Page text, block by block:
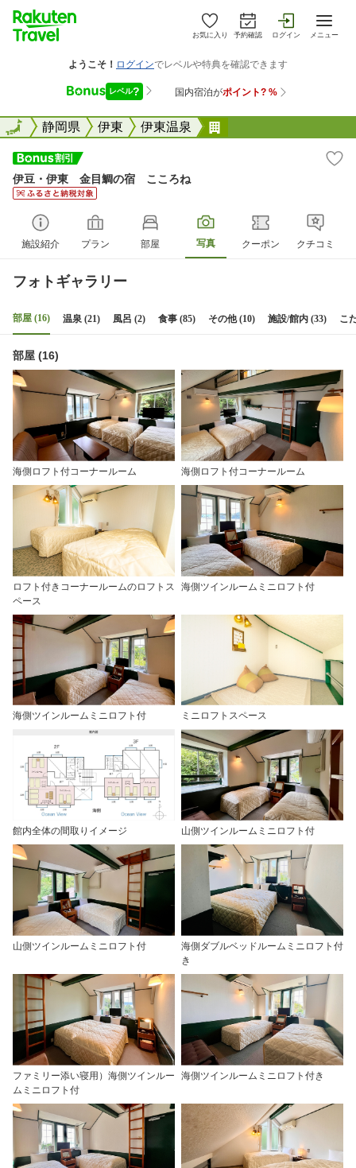
お気に入り 予約確認 ログイン メニュー
全国静岡県 伊東 伊東温泉
全国
伊豆・伊東 金目鯛の宿 こころね
施設紹介 プラン 部屋 写真 クーポン クチコミ
フォトギャラリー
部屋 (16) 温泉 (21) 風呂 (2) 食事 (85) その他 (10) 施設/館内 (33) こ
部屋 (16)
海側ロフト付コーナールーム 海側ロフト付コーナールーム
ロフト付きコーナールームのロフトス
ペース
海側ツインルームミニロフト付
海側ツインルームミニロフト付 ミニロフトスペース
館内全体の間取りイメージ 山側ツインルームミニロフト付
山側ツインルームミニロフト付
海側ダブルベッドルームミニロフト付
き
ファミリー添い寝用）海側ツインルー
ムミニロフト付
海側ツインルームミニロフト付き